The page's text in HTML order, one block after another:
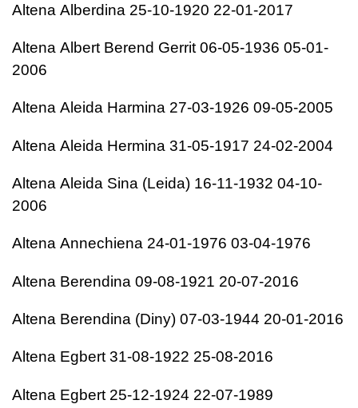
Altena Alberdina 25-10-1920 22-01-2017
Altena Albert Berend Gerrit 06-05-1936 05-01-
2006
Altena Aleida Harmina 27-03-1926 09-05-2005
Altena Aleida Hermina 31-05-1917 24-02-2004
Altena Aleida Sina (Leida) 16-11-1932 04-10-
2006
Altena Annechiena 24-01-1976 03-04-1976
Altena Berendina 09-08-1921 20-07-2016
Altena Berendina (Diny) 07-03-1944 20-01-2016
Altena Egbert31-08-1922 25-08-2016
Altena Egbert 25-12-1924 22-07-1989